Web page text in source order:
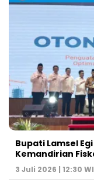
Bupati Lamsel
Kemandirian
3 Juli 2026 | 12:30